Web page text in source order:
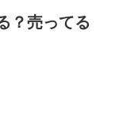
？売ってる